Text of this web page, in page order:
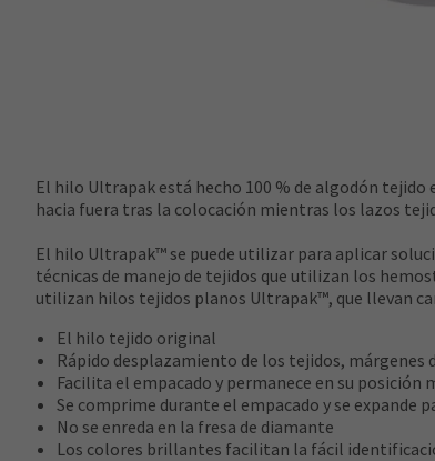
El hilo Ultrapak está hecho 100 % de algodón
hacia fuera tras la colocación mientras los lazos
El hilo Ultrapak™ se puede utilizar para aplicar
técnicas de manejo de tejidos que utilizan los
utilizan hilos tejidos planos Ultrapak™, que llevan
El hilo tejido original
Rápido desplazamiento de los tejidos, márgenes
Facilita el empacado y permanece en su
Se comprime durante el empacado y se expande
No se enreda en la fresa de diamante
Los colores brillantes facilitan la fácil